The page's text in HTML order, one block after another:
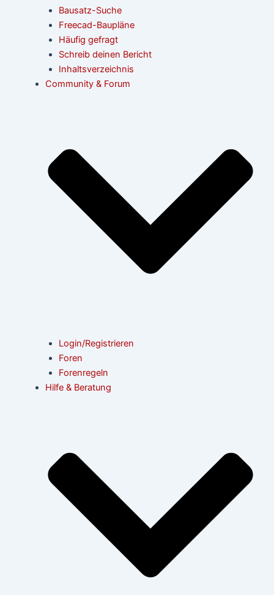
Bausatz-Suche
Freecad-Baupläne
Häufig gefragt
Schreib deinen Bericht
Inhaltsverzeichnis
Community & Forum
Login/Registrieren
Foren
Forenregeln
Hilfe & Beratung